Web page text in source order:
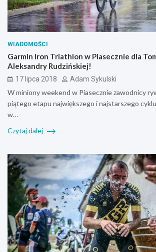
WIADOMOŚCI
Garmin Iron Triathlon w Piasecznie dla
Aleksandry Rudzińskiej!
17 lipca 2018 Adam Sykulski
W miniony weekend w Piasecznie zawodnicy
piątego etapu największego i najstarszego
w…
Czytaj dalej